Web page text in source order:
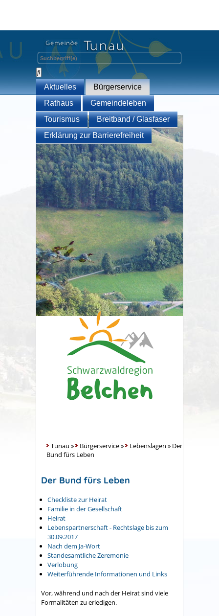
Aktuelles
Bürgerservice
Rathaus
Gemeindeleben
Tourismus
Breitband / Glasfaser
Erklärung zur Barrierefreiheit
Tunau » Bürgerservice» Lebenslagen » Der
Bund fürs Leben
Der Bund fürs Leben
Checkliste zur Heirat
Familie in der Gesellschaft
Heirat
Lebenspartnerschaft - Rechtslage bis zum
30.09.2017
Nach dem Ja-Wort
Standesamtliche Zeremonie
Verlobung
Weiterführende Informationen und Links
Vor, während und nach der Heirat sind viele
Formalitäten zu erledigen.